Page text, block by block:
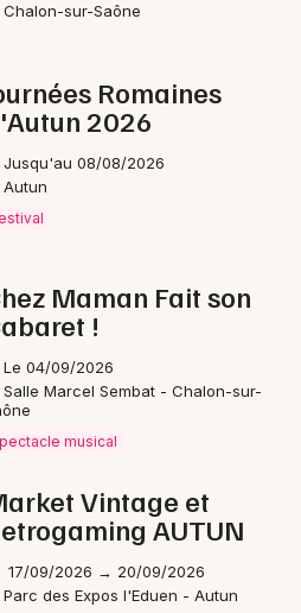
m'abonne
Chalon-sur-Saône
Romaines
2026
Jusqu'au 08/08/2026
Autun
Maman Fait son
!
Le 04/09/2026
Salle Marcel Sembat - Chalon-sur-
musical
Vintage et
AUTUN
17/09/2026 → 20/09/2026
Parc des Expos l'Eduen - Autun